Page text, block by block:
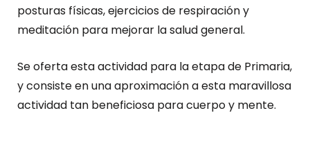
posturas físicas, ejercicios de respiración y
meditación para mejorar la salud general.
Se oferta esta actividad para la etapa de Primaria,
y consiste en una aproximación a esta maravillosa
actividad tan beneficiosa para cuerpo y mente.